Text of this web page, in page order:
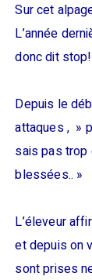
Sur cet
L’année
donc dit
Depuis le
attaques , »
sais pas trop
blessées.. »
L’éleveur
et depuis on
sont prises